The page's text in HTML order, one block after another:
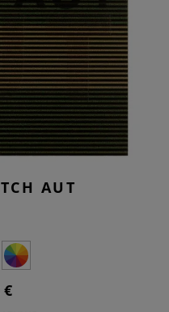
AUT
€